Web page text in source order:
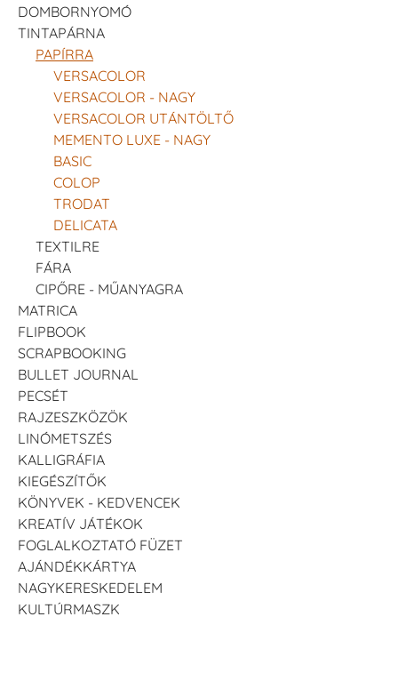
DOMBORNYOMÓ
TINTAPÁRNA
PAPÍRRA
VERSACOLOR
VERSACOLOR - NAGY
VERSACOLOR UTÁNTÖLTŐ
MEMENTO LUXE - NAGY
BASIC
COLOP
TRODAT
DELICATA
TEXTILRE
FÁRA
CIPŐRE - MŰANYAGRA
MATRICA
FLIPBOOK
SCRAPBOOKING
BULLET JOURNAL
PECSÉT
RAJZESZKÖZÖK
LINÓMETSZÉS
KALLIGRÁFIA
KIEGÉSZÍTŐK
KÖNYVEK - KEDVENCEK
KREATÍV JÁTÉKOK
FOGLALKOZTATÓ FÜZET
AJÁNDÉKKÁRTYA
NAGYKERESKEDELEM
KULTÚRMASZK